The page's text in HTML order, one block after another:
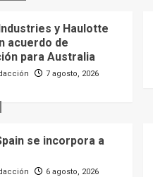
y Haulotte
acuerdo de
para Australia
7 agosto, 2026
se incorpora a
6 agosto, 2026